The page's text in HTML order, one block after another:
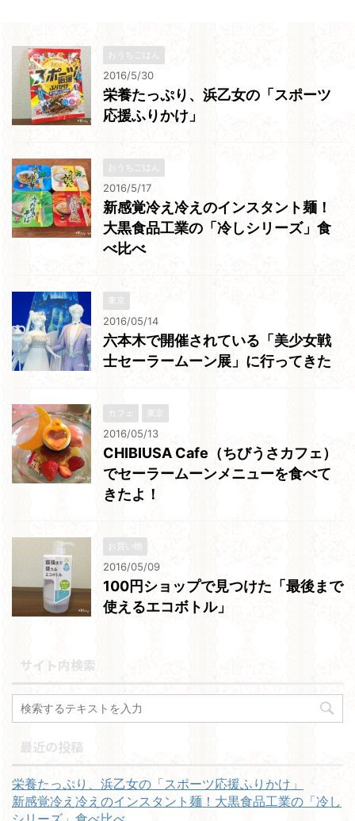
おうちごはん
2016/5/30
栄養たっぷり、浜乙女の「スポーツ
応援ふりかけ」
おうちごはん
2016/5/17
新感覚冷え冷えのインスタント麺！
大黒食品工業の「冷しシリーズ」食
べ比べ
東京
2016/05/14
六本木で開催されている「美少女戦
士セーラームーン展」に行ってきた
カフェ 東京
2016/05/13
CHIBIUSA Cafe（ちびうさカフェ）
でセーラームーンメニューを食べて
きたよ！
お買い物
2016/05/09
100円ショップで見つけた「最後まで
使えるエコボトル」
サイト内検索
最近の投稿
栄養たっぷり、浜乙女の「スポーツ応援ふりかけ」
新感覚冷え冷えのインスタント麺！大黒食品工業の「冷し